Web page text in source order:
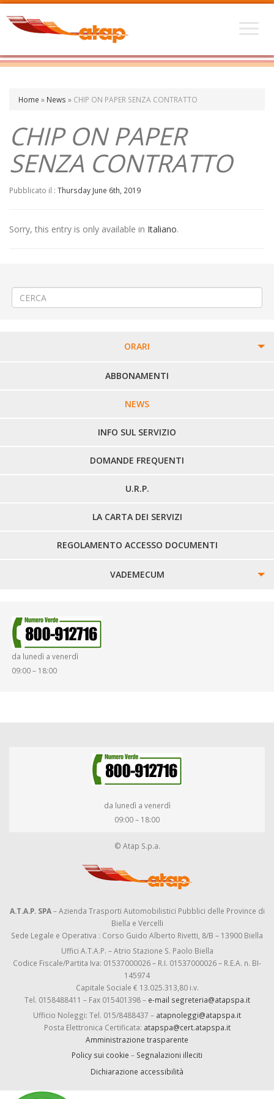
Home » News » CHIP ON PAPER SENZA CONTRATTO
CHIP ON PAPER
SENZA CONTRATTO
Pubblicato il : Thursday June 6th, 2019
Sorry, this entry is only available in Italiano.
ORARI
PERCORSI URBANI IN BIELLA
LINEE URBANE VERCELLI
LINEE EXTRAURBANE
ABBONAMENTI
NEWS
INFO SUL SERVIZIO
DOMANDE FREQUENTI
U.R.P.
LA CARTA DEI SERVIZI
REGOLAMENTO ACCESSO DOCUMENTI
VADEMECUM
SMARRIMENTO OGGETTI
da lunedì a venerdì
09:00 – 18:00
da lunedì a venerdì
09:00 – 18:00
© Atap S.p.a.
A.T.A.P. SPA– Azienda Trasporti Automobilistici Pubblici delle Province di
Biella e Vercelli
Sede Legale e Operativa : Corso Guido Alberto Rivetti, 8/B – 13900 Biella
Uffici A.T.A.P. – Atrio Stazione S. Paolo Biella
Codice Fiscale/Partita Iva: 01537000026 – R.I. 01537000026 – R.E.A. n. BI-
145974
Capitale Sociale € 13.025.313,80 i.v.
Tel. 0158488411 – Fax 015401398 – e-mail segreteria@atapspa.it
Ufficio Noleggi: Tel. 015/8488437 – atapnoleggi@atapspa.it
Posta Elettronica Certificata: atapspa@cert.atapspa.it
Amministrazione trasparente
Policy sui cookie – Segnalazioni illeciti
Dichiarazione accessibilità